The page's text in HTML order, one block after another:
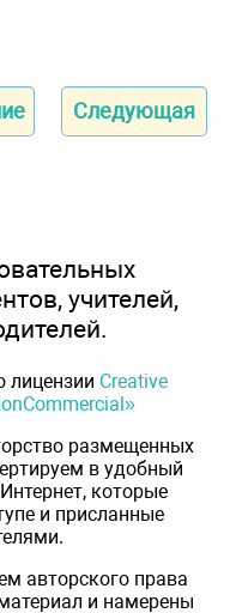
Следующая
учителей,
лицензии Creative
размещенных
в удобный
которые
и присланные
авторского права
и намерены